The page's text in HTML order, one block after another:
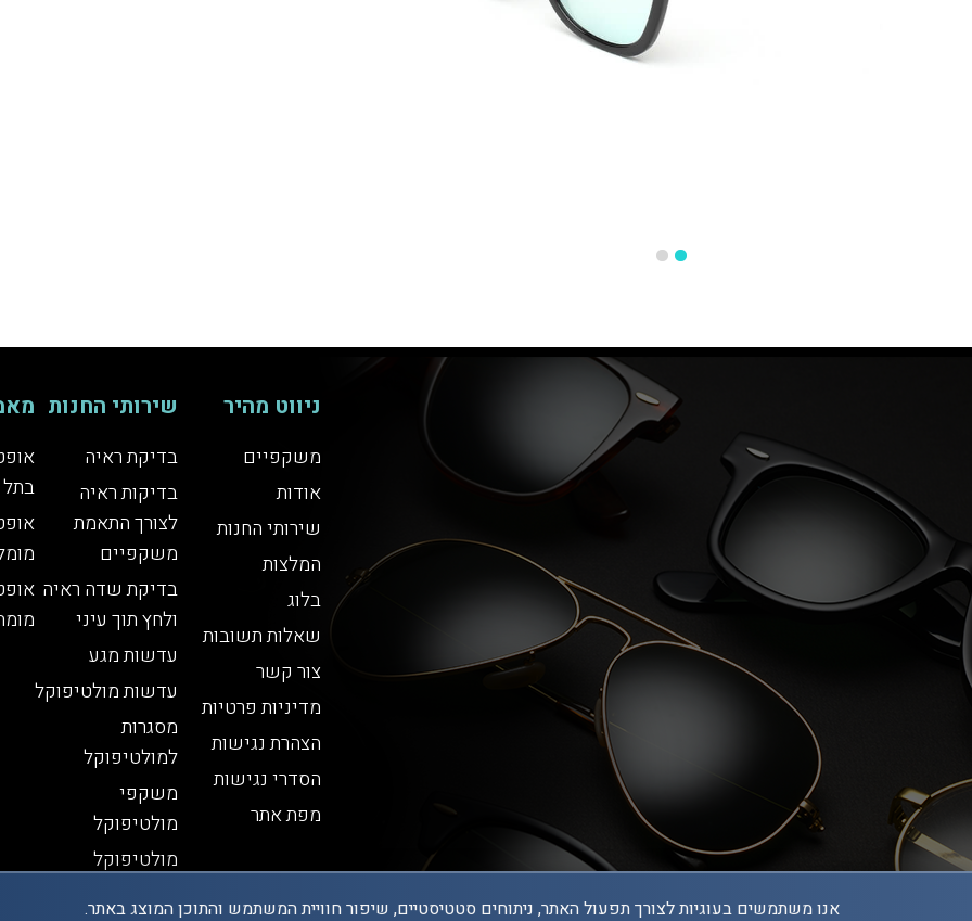
ניווט מהיר
משקפיים
אודות
שירותי החנות
המלצות
בלוג
שאלות תשובות
צור קשר
מדיניות פרטיות
הצהרת נגישות
הסדרי נגישות
מפת אתר
שירותי החנות
בדיקת ראיה
בדיקות ראיה
לצורך התאמת
משקפיים
בדיקת שדה ראיה
ולחץ תוך עיני
עדשות מגע
עדשות מולטיפוקל
מסגרות
למולטיפוקל
משקפי
מולטיפוקל
מולטיפוקל
אנו משתמשים בעוגיות לצורך תפעול האתר, ניתוחים סטטיסטיים, שיפור חוויית המשתמש והתוכן המוצג באתר.